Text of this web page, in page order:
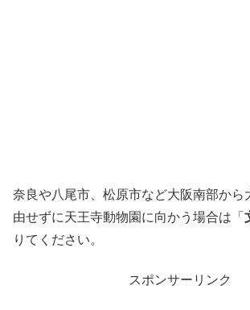
奈良や八尾市、松原市など大阪南部から
由せずに天王寺動物園に向かう場合は「
りてください。
スポンサーリンク